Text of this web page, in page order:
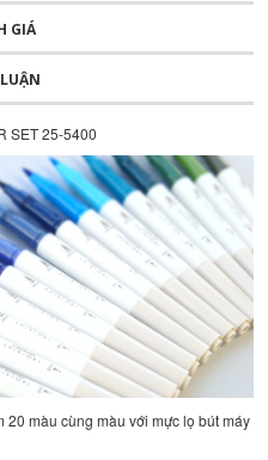
GIÁ
SET 25-5400
20 màu cùng màu với mực lọ bút máy